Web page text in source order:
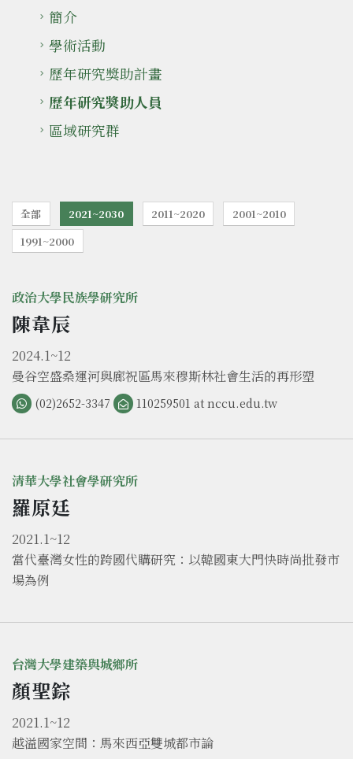
簡介
學術活動
歷年研究獎助計畫
歷年研究獎助人員
區域研究群
全部 2021~2030 2011~2020
2001~2010
1991~2000
政治大學民族學研究所
陳韋辰
2024.1~12
曼谷空盛桑運河與廊祝區馬來穆斯林社會生活的再形塑
(02)2652-3347 110259501 at nccu.edu.tw
清華大學社會學研究所
羅原廷
2021.1~12
當代臺灣女性的跨國代購研究：以韓國東大門快時尚批發市
場為例
台灣大學建築與城鄉所
顏聖錝
2021.1~12
越溢國家空間：馬來西亞雙城都市論